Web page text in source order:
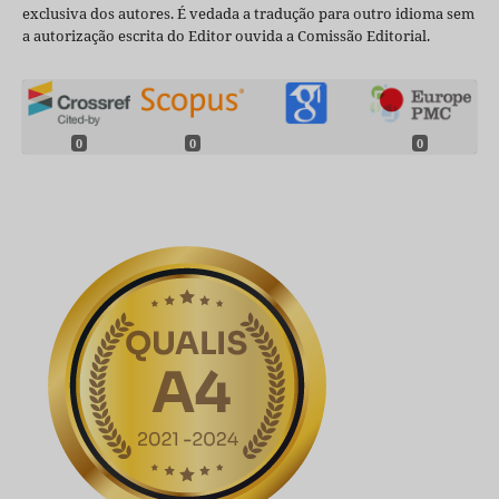
exclusiva dos autores. É vedada a tradução para outro idioma sem
a autorização escrita do Editor ouvida a Comissão Editorial.
0 0 0